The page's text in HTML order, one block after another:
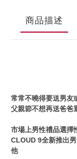
商品描述
常常不曉得要送男友
父親節不想再送爸爸
市場上男性禮品選擇
CLOUD 9全新推出
他